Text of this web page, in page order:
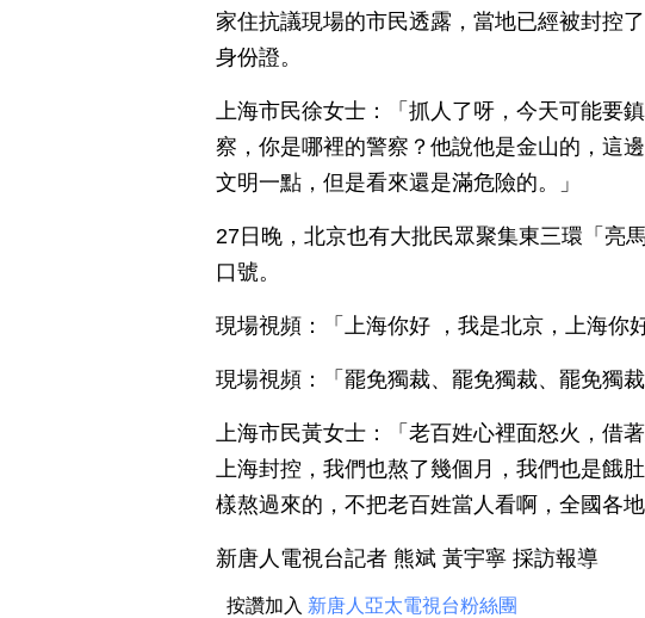
家住抗議現場的市民透露，當地已經被封控
身份證。
上海市民徐女士：「抓人了呀，今天可能要
察，你是哪裡的警察？他說他是金山的，這
文明一點，但是看來還是滿危險的。」
27日晚，北京也有大批民眾聚集東三環「亮
口號。
現場視頻：「上海你好 ，我是北京，上海你
現場視頻：「罷免獨裁、罷免獨裁、罷免獨裁
上海市民黃女士：「老百姓心裡面怒火，借
上海封控，我們也熬了幾個月，我們也是餓
樣熬過來的，不把老百姓當人看啊，全國各地
新唐人電視台記者 熊斌 黃宇寧 採訪報導
按讚加入 新唐人亞太電視台粉絲團